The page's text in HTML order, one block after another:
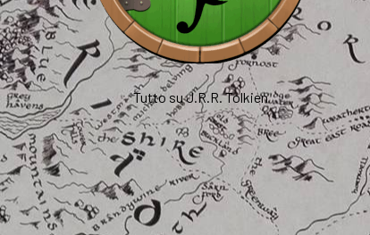
Tutto su J.R.R. Tolkien